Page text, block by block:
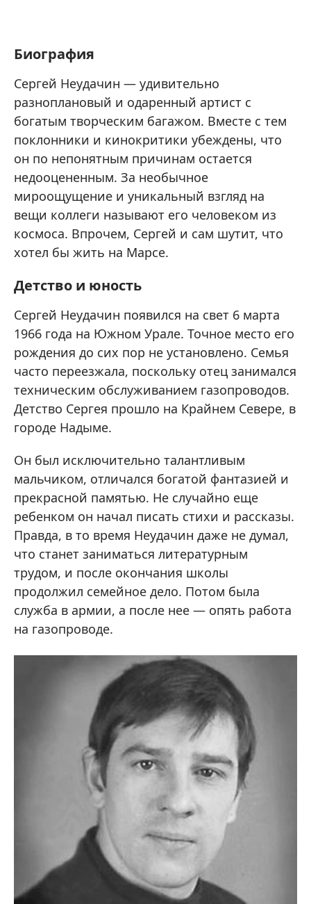
Биография
Сергей Неудачин — удивительно
разноплановый и одаренный артист с
богатым творческим багажом. Вместе с тем
поклонники и кинокритики убеждены, что
он по непонятным причинам остается
недооцененным. За необычное
мироощущение и уникальный взгляд на
вещи коллеги называют его человеком из
космоса. Впрочем, Сергей и сам шутит, что
хотел бы жить на Марсе.
Детство и юность
Сергей Неудачин появился на свет 6 марта
1966 года на Южном Урале. Точное место его
рождения до сих пор не установлено. Семья
часто переезжала, поскольку отец занимался
техническим обслуживанием газопроводов.
Детство Сергея прошло на Крайнем Севере, в
городе Надыме.
Он был исключительно талантливым
мальчиком, отличался богатой фантазией и
прекрасной памятью. Не случайно еще
ребенком он начал писать стихи и рассказы.
Правда, в то время Неудачин даже не думал,
что станет заниматься литературным
трудом, и после окончания школы
продолжил семейное дело. Потом была
служба в армии, а после нее — опять работа
на газопроводе.